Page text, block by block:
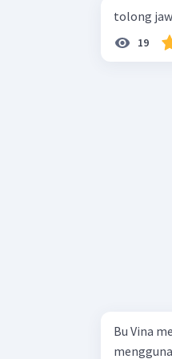
x
tolong
19
Bu Vina